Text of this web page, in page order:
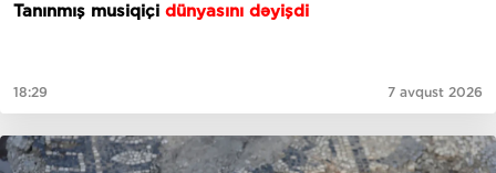
Tanınmış musiqiçi dünyasını dəyişdi
18:29 7 avqust 2026